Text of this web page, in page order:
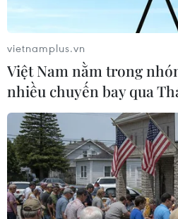
đóng cửa khoảng 200 cửa
vietnamplus.vn
Việt Nam nằm trong
nhiều chuyến bay qua